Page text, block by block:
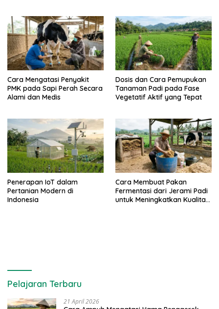
Cara Mengatasi Penyakit
PMK pada Sapi Perah Secara
Alami dan Medis
Dosis dan Cara Pemupukan
Tanaman Padi pada Fase
Vegetatif Aktif yang Tepat
Penerapan IoT dalam
Pertanian Modern di
Indonesia
Cara Membuat Pakan
Fermentasi dari Jerami Padi
untuk Meningkatkan Kualitas
Pelajaran Terbaru
21 April 2026